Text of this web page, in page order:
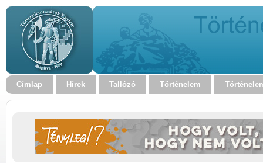
Címlap Hírek Tallózó Történelem